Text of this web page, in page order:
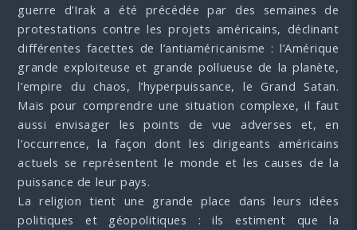
guerre d’Irak a été précédée par des semaines de
protestations contre les projets américains, déclinant
différentes facettes de l’antiaméricanisme : l’Amérique
grande exploiteuse et grande pollueuse de la planète,
l’empire du chaos, l’hyperpuissance, le Grand Satan.
Mais pour comprendre une situation complexe, il faut
aussi envisager les points de vue adverses et, en
l’occurrence, la façon dont les dirigeants américains
actuels se représentent le monde et les causes de la
puissance de leur pays.
La religion tient une grande place dans leurs idées
politiques et géopolitiques : ils estiment que la